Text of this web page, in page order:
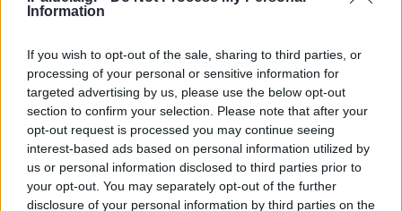
Information
If you wish to opt-out of the sale, sharing to third parties, or
processing of your personal or sensitive information for
targeted advertising by us, please use the below opt-out
section to confirm your selection. Please note that after your
opt-out request is processed you may continue seeing
interest-based ads based on personal information utilized by
us or personal information disclosed to third parties prior to
your opt-out. You may separately opt-out of the further
disclosure of your personal information by third parties on the